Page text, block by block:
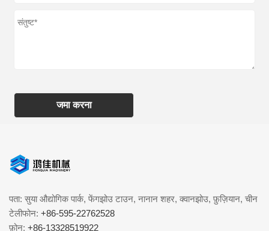
जमा करना
पता: सुया औद्योगिक पार्क, फेंगझोउ टाउन, नानान शहर, क्वानझोउ, फ़ुज़ियान, चीन
टेलीफोन: +86-595-22762528
फ़ोन: +86-13328519922